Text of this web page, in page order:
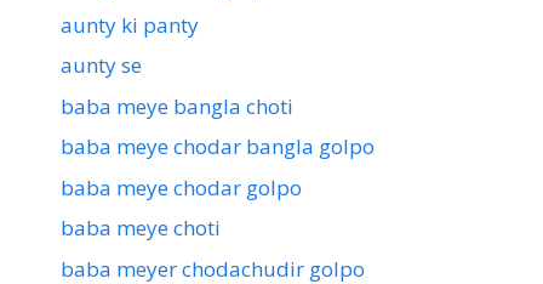
aunty ki panty
aunty se
baba meye bangla choti
baba meye chodar bangla golpo
baba meye chodar golpo
baba meye choti
baba meyer chodachudir golpo